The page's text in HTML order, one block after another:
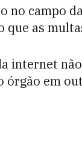
no campo
que as
internet
órgão em